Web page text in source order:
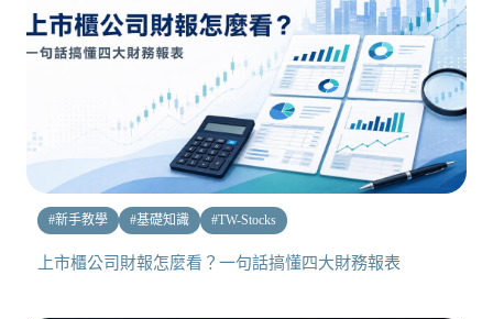
#新手教學 #基礎知識 #TW-Stocks
上市櫃公司財報怎麼看？一句話搞懂四大財務報表